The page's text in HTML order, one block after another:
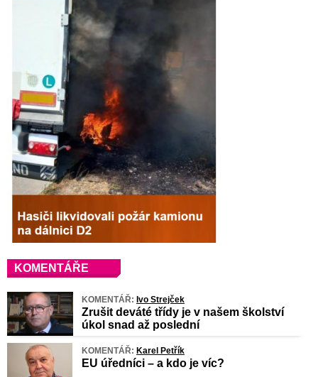
KOMENTÁŘE
KOMENTÁŘ: Ivo Strejček
Zrušit deváté třídy je v našem školství
úkol snad až poslední
KOMENTÁŘ: Karel Petřík
EU úředníci – a kdo je víc?